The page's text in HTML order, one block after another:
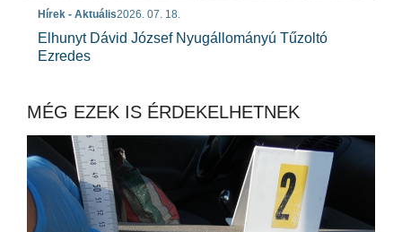
Hírek - Aktuális2026. 07. 18.
Elhunyt Dávid József Nyugállományú Tűzoltó
Ezredes
MÉG EZEK IS ÉRDEKELHETNEK